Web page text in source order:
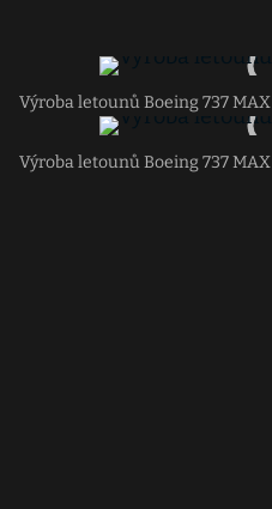
Výroba letounů Boeing 737 MAX
Výroba letounů Boeing 737 MAX